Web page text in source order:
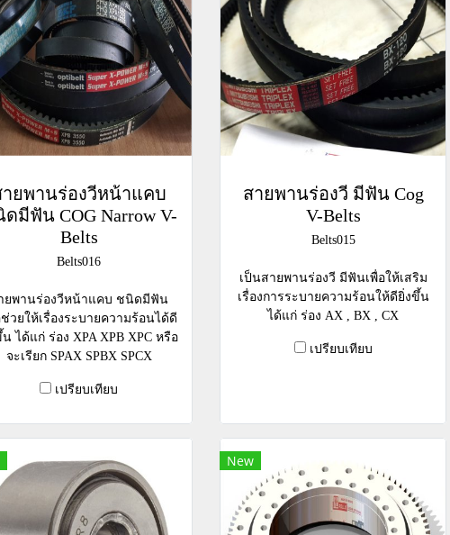
ยพานร่องวีหน้าแคบ
มีฟัน COG Narrow V-
Belts
Belts016
ยพานร่องวีหน้าแคบ ชนิดมีฟัน
ช่วยให้เรื่องระบายความร้อนได้ดี
ได้แก่ ร่อง XPA XPB XPC หรือ
จะเรียก SPAX SPBX SPCX
เปรียบเทียบ
สายพานร่องวี มีฟัน Cog
V-Belts
Belts015
เป็นสายพานร่องวี มีฟันเพื่อให้เสริม
เรื่องการระบายความร้อนให้ดียิ่งขึ้น
ได้แก่ ร่อง AX , BX , CX
เปรียบเทียบ
New